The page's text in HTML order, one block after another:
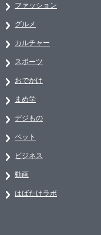
ファッション
グルメ
カルチャー
スポーツ
おでかけ
まめ学
デジもの
ペット
ビジネス
動画
はばたけラボ